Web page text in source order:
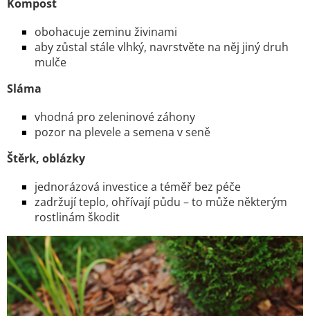
Kompost
obohacuje zeminu živinami
aby zůstal stále vlhký, navrstvěte na něj jiný druh
mulče
Sláma
vhodná pro zeleninové záhony
pozor na plevele a semena v seně
Štěrk, oblázky
jednorázová investice a téměř bez péče
zadržují teplo, ohřívají půdu – to může některým
rostlinám škodit